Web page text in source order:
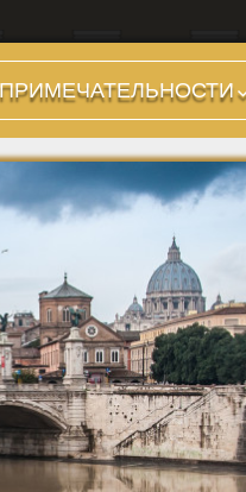
остров.
Площади,
Термы
храмы,
etc.
и